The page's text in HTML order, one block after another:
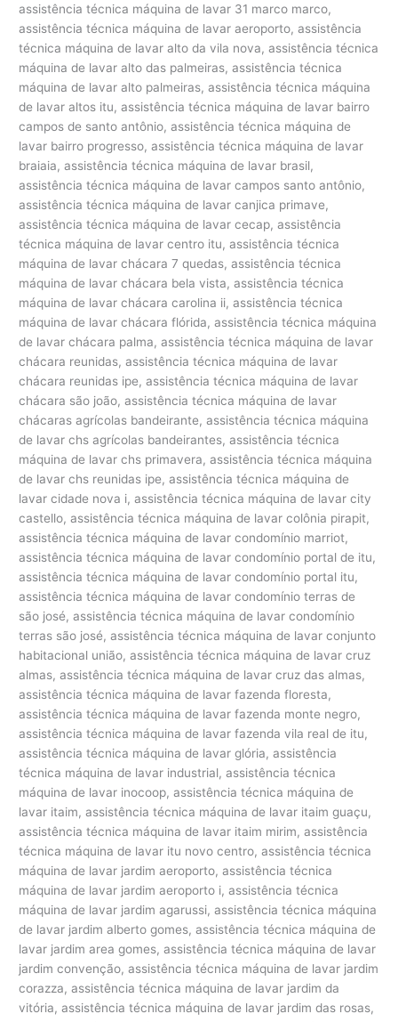
assistência técnica máquina de lavar 31 marco marco,
assistência técnica máquina de lavar aeroporto, assistência
técnica máquina de lavar alto da vila nova, assistência técnica
máquina de lavar alto das palmeiras, assistência técnica
máquina de lavar alto palmeiras, assistência técnica máquina
de lavar altos itu, assistência técnica máquina de lavar bairro
campos de santo antônio, assistência técnica máquina de
lavar bairro progresso, assistência técnica máquina de lavar
braiaia, assistência técnica máquina de lavar brasil,
assistência técnica máquina de lavar campos santo antônio,
assistência técnica máquina de lavar canjica primave,
assistência técnica máquina de lavar cecap, assistência
técnica máquina de lavar centro itu, assistência técnica
máquina de lavar chácara 7 quedas, assistência técnica
máquina de lavar chácara bela vista, assistência técnica
máquina de lavar chácara carolina ii, assistência técnica
máquina de lavar chácara flórida, assistência técnica máquina
de lavar chácara palma, assistência técnica máquina de lavar
chácara reunidas, assistência técnica máquina de lavar
chácara reunidas ipe, assistência técnica máquina de lavar
chácara são joão, assistência técnica máquina de lavar
chácaras agrícolas bandeirante, assistência técnica máquina
de lavar chs agrícolas bandeirantes, assistência técnica
máquina de lavar chs primavera, assistência técnica máquina
de lavar chs reunidas ipe, assistência técnica máquina de
lavar cidade nova i, assistência técnica máquina de lavar city
castello, assistência técnica máquina de lavar colônia pirapit,
assistência técnica máquina de lavar condomínio marriot,
assistência técnica máquina de lavar condomínio portal de itu,
assistência técnica máquina de lavar condomínio portal itu,
assistência técnica máquina de lavar condomínio terras de
são josé, assistência técnica máquina de lavar condomínio
terras são josé, assistência técnica máquina de lavar conjunto
habitacional união, assistência técnica máquina de lavar cruz
almas, assistência técnica máquina de lavar cruz das almas,
assistência técnica máquina de lavar fazenda floresta,
assistência técnica máquina de lavar fazenda monte negro,
assistência técnica máquina de lavar fazenda vila real de itu,
assistência técnica máquina de lavar glória, assistência
técnica máquina de lavar industrial, assistência técnica
máquina de lavar inocoop, assistência técnica máquina de
lavar itaim, assistência técnica máquina de lavar itaim guaçu,
assistência técnica máquina de lavar itaim mirim, assistência
técnica máquina de lavar itu novo centro, assistência técnica
máquina de lavar jardim aeroporto, assistência técnica
máquina de lavar jardim aeroporto i, assistência técnica
máquina de lavar jardim agarussi, assistência técnica máquina
de lavar jardim alberto gomes, assistência técnica máquina de
lavar jardim area gomes, assistência técnica máquina de lavar
jardim convenção, assistência técnica máquina de lavar jardim
corazza, assistência técnica máquina de lavar jardim da
vitória, assistência técnica máquina de lavar jardim das rosas,